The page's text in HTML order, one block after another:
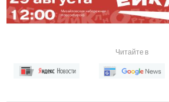
Читайте в